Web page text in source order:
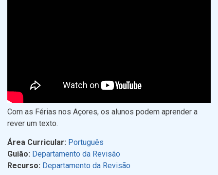
Com as Férias nos Açores, os alunos podem aprender a
rever um texto.
Área Curricular: Português
Guião: Departamento da Revisão
Recurso: Departamento da Revisão